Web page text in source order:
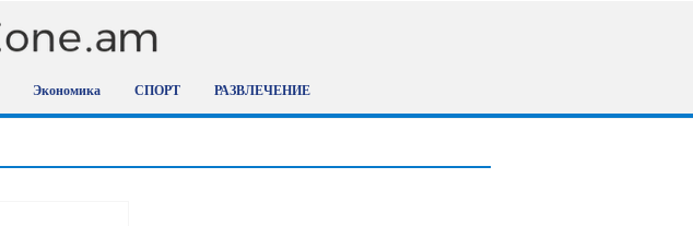
Экономика СПОРТ РАЗВЛЕЧЕНИЕ